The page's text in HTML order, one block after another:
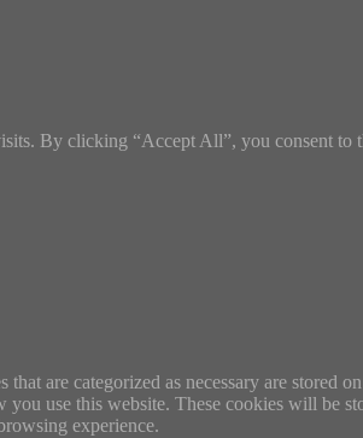
By clicking “Accept All”, you consent
are categorized as necessary are stored
use this website. These cookies will be
experience.